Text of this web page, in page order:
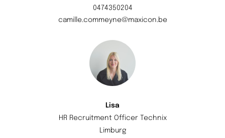
0474350204
camille.commeyne@maxicon.be
Lisa
Limburg
HR Recruitment Officer Technix